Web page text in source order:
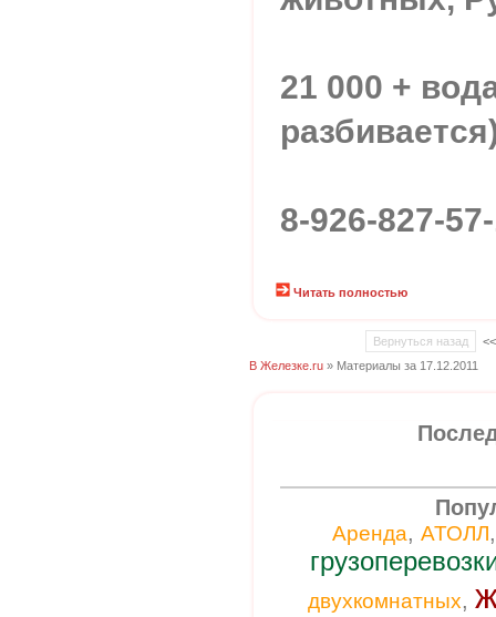
21 000 +
8-926-827-
Читать полностью
Вернуться назад
В Железке.ru » Материалы за 17.12.2011
Аренда, АТОЛЛ
двухкомнатных,